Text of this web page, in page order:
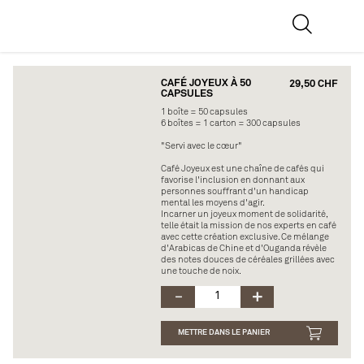
CAFÉ JOYEUX À 50
CAPSULES
29,50 CHF
1 boîte = 50 capsules
6 boîtes = 1 carton = 300 capsules
"Servi avec le cœur"
Café Joyeux est une chaîne de cafés qui
favorise l'inclusion en donnant aux
personnes souffrant d'un handicap
mental les moyens d'agir.
Incarner un joyeux moment de solidarité,
telle était la mission de nos experts en café
avec cette création exclusive. Ce mélange
d'Arabicas de Chine et d'Ouganda révèle
des notes douces de céréales grillées avec
une touche de noix.
METTRE DANS LE PANIER